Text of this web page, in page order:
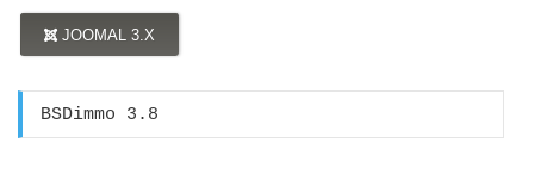
JOOMAL 3.X
BSDimmo 3.8